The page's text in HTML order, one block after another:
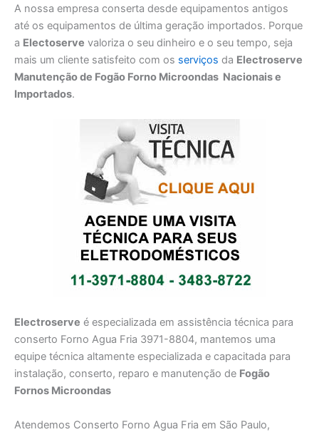
A nossa empresa conserta desde equipamentos antigos
até os equipamentos de última geração importados. Porque
a Electoserve valoriza o seu dinheiro e o seu tempo, seja
mais um cliente satisfeito com os serviços da Electroserve
Manutenção de Fogão Forno Microondas Nacionais e
Importados.
Electroserve é especializada em assistência técnica para
conserto Forno Agua Fria 3971-8804, mantemos uma
equipe técnica altamente especializada e capacitada para
instalação, conserto, reparo e manutenção de Fogão
Fornos Microondas
Atendemos Conserto Forno Agua Fria em São Paulo,